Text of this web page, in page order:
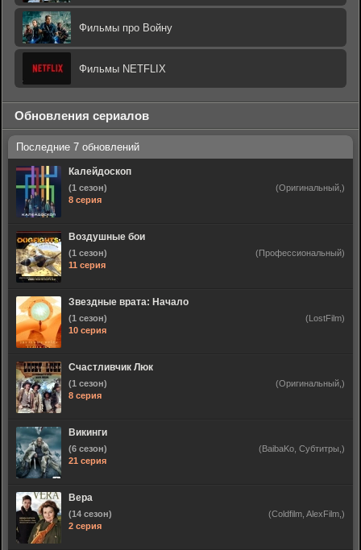
Фильмы про Войну
Фильмы NETFLIX
Обновления сериалов
Калейдоскоп
(1 сезон)
8 серия
(Оригинальный,)
Воздушные бои
(1 сезон)
11 серия
(Профессиональный)
Звездные врата: Начало
(1 сезон)
10 серия
(LostFilm)
Счастливчик Люк
(1 сезон)
8 серия
(Оригинальный,)
Викинги
(6 сезон)
21 серия
(BaibaKo, Субтитры,)
Вера
(14 сезон)
2 серия
(Coldfilm, AlexFilm,)